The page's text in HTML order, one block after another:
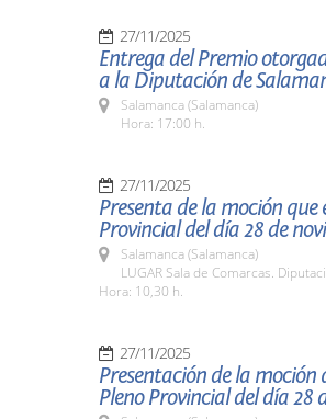
27/11/2025
Entrega del Premio
a la Diputación de
Salamanca (Salamanca)
Hora: 17:00 h.
27/11/2025
Presenta de la moción que
Provincial del día 28 de
Salamanca (Salamanca)
LUGAR Sala de Comarcas.
Hora: 10,30 h.
27/11/2025
Presentación de la moción
Pleno Provincial del día 28